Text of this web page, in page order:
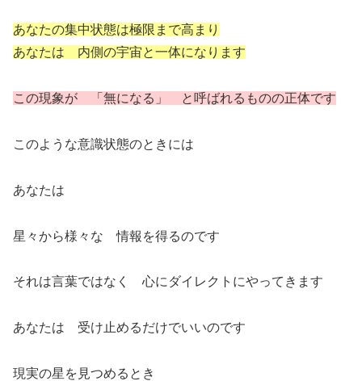
あなたの集中状態は極限まで高まり
あなたは 内側の宇宙と一体になります
この現象が 「無になる」 と呼ばれるものの正体です
このような意識状態のときには
あなたは
星々から様々な 情報を得るのです
それは言葉ではなく 心にダイレクトにやってきます
あなたは 受け止めるだけでいいのです
現実の星を見つめるとき